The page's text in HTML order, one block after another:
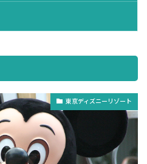
東京ディズニーリゾート